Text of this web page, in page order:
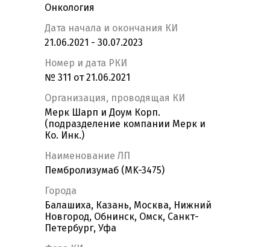
Онкология
Дата начала и окончания КИ
21.06.2021 - 30.07.2023
Номер и дата РКИ
№ 311 от 21.06.2021
Организация, проводящая КИ
Мерк Шарп и Доум Корп.
(подразделение компании Мерк и
Ко. Инк.)
Наименование ЛП
Пембролизумаб (MK-3475)
Города
Балашиха, Казань, Москва, Нижний
Новгород, Обнинск, Омск, Санкт-
Петербург, Уфа